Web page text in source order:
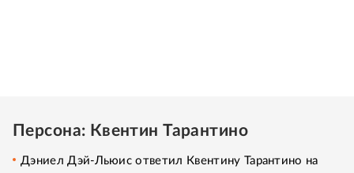
Персона: Квентин Тарантино
Дэниел Дэй-Льюис ответил Квентину Тарантино на